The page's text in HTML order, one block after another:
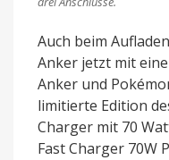
Auch beim
Anker jetzt mit
Anker und
limitierte Edition
Charger mit 70
Fast Charger 70W